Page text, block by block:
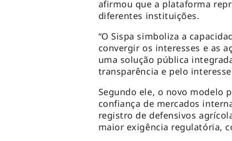
afirmou que a plataforma
diferentes instituições.
“O Sispa simboliza a
convergir os interesses e as
uma solução pública
transparência e pelo
Segundo ele, o novo modelo
confiança de mercados
registro de defensivos
maior exigência regulatória,